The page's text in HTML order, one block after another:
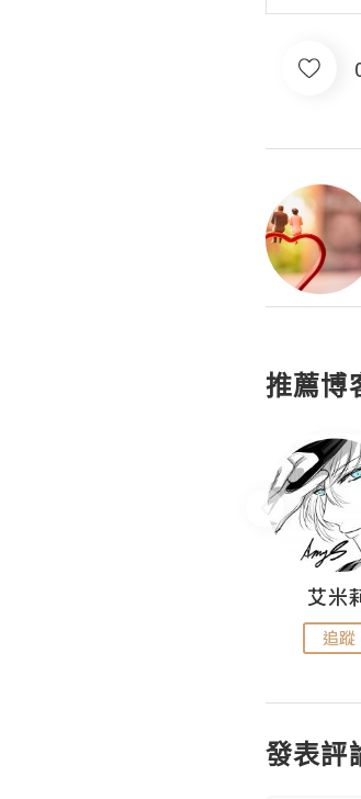
推薦博
艾米
追蹤
發表評